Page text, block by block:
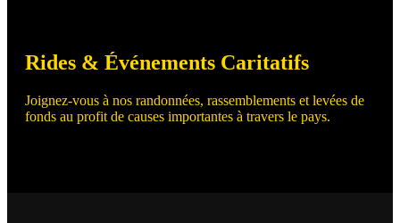
Rides & Événements Caritatifs
Joignez-vous à nos randonnées, rassemblements et levées de
fonds au profit de causes importantes à travers le pays.